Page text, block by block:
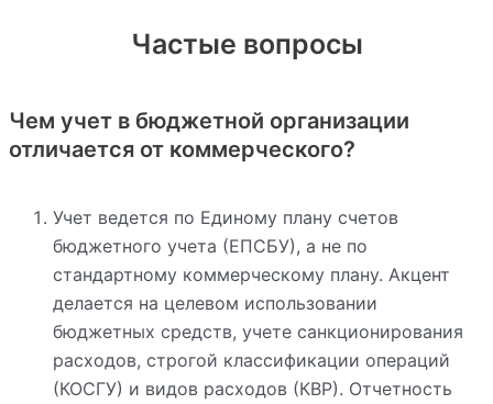
Частые вопросы
Чем учет в бюджетной организации
отличается от коммерческого?
Учет ведется по Единому плану счетов
бюджетного учета (ЕПСБУ), а не по
стандартному коммерческому плану. Акцент
делается на целевом использовании
бюджетных средств, учете санкционирования
расходов, строгой классификации операций
(КОСГУ) и видов расходов (КВР). Отчетность